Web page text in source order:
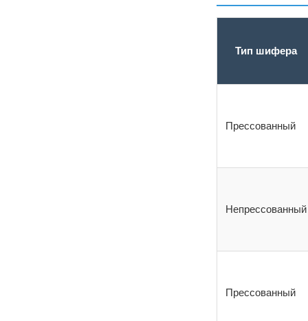
Тип шифера
Прессованный
Непрессованный
Прессованный